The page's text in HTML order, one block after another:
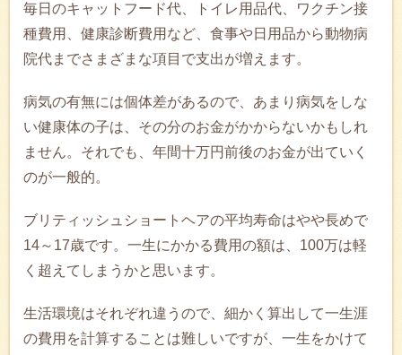
毎日のキャットフード代、トイレ用品代、ワクチン接
種費用、健康診断費用など、食事や日用品から動物病
院代までさまざまな項目で支出が増えます。
病気の有無には個体差があるので、あまり病気をしな
い健康体の子は、その分のお金がかからないかもしれ
ません。それでも、年間十万円前後のお金が出ていく
のが一般的。
ブリティッシュショートヘアの平均寿命はやや長めで
14～17歳です。一生にかかる費用の額は、100万は軽
く超えてしまうかと思います。
生活環境はそれぞれ違うので、細かく算出して一生涯
の費用を計算することは難しいですが、一生をかけて